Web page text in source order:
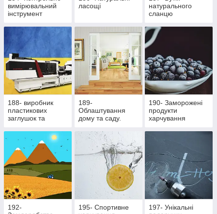
вимірювальний
інструмент
ласощі
натурального
сланцю
188- виробник
пластикових
заглушок та
фурнітури
189-
Облаштування
дому та саду.
харчування
190- Заморожені
продукти
харчування
192-
195- Cпортивне
197- Унікальні